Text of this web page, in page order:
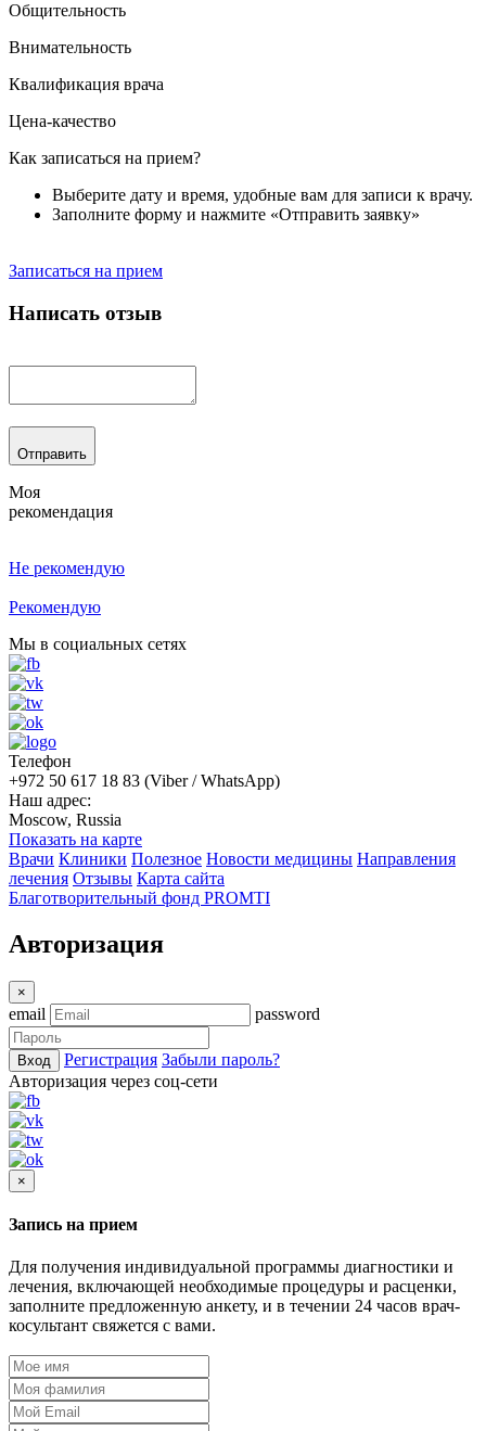
Общительность
Внимательность
Квалификация врача
Цена-качество
Как записаться на прием?
Выберите дату и время, удобные вам для записи к врачу.
Заполните форму и нажмите «Отправить заявку»
Записаться на прием
Написать отзыв
Отправить
Моя
рекомендация
Не рекомендую
Рекомендую
Мы в социальных сетях
Телефон
+972 50 617 18 83 (Viber / WhatsApp)
Наш адрес:
Moscow, Russia
Показать на карте
Врачи Клиники Полезное Новости медицины Направления
лечения Отзывы Карта сайта
Благотворительный фонд PROMTI
Авторизация
×
email password
Вход Регистрация Забыли пароль?
Авторизация через соц-сети
×
Запись на прием
Для получения индивидуальной программы диагностики и
лечения, включающей необходимые процедуры и расценки,
заполните предложенную анкету, и в течении 24 часов врач-
косультант свяжется с вами.